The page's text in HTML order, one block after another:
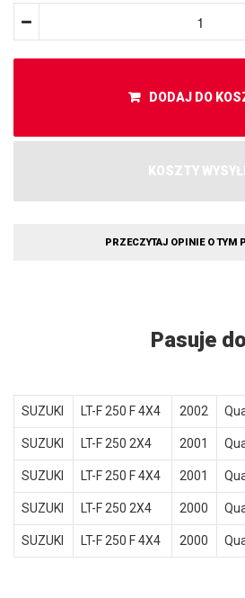
DODAJ DO
KOSZTY
PRZECZYTAJ OPINIE O TYM
Pasuje
SUZUKI LT-F 250 F 4X4 2002
SUZUKI LT-F 250 2X4 2001
SUZUKI LT-F 250 F 4X4 2001
SUZUKI LT-F 250 2X4 2000
SUZUKI LT-F 250 F 4X4 2000